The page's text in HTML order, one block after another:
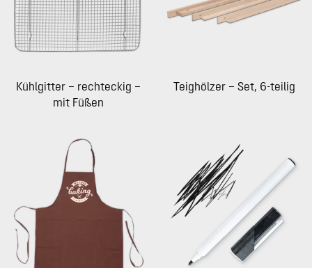
Kühlgitter – rechteckig –
mit Füßen
Teighölzer – Set, 6-teilig